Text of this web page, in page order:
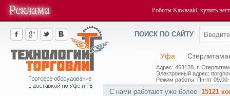
Роботы Kawasaki, купить
ПОИСК ПО САЙТУ
Уфа
Адрес: 453128, г.
Электронный адрес:
Режим работы: Пн-пт
С нами работают уже более 15121